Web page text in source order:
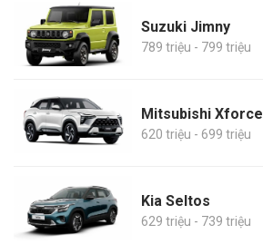
Suzuki Jimny
789 triệu - 799 triệu
Mitsubishi Xforce
620 triệu - 699 triệu
Kia Seltos
629 triệu - 739 triệu